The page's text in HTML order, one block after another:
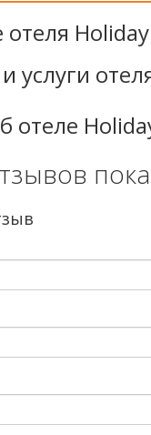
услуги
отеле